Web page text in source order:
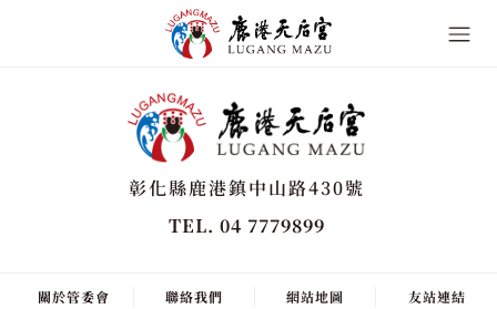
彰化縣鹿港鎮中山路430號
TEL. 04 7779899
關於管委會 聯絡我們 網站地圖 友站連結